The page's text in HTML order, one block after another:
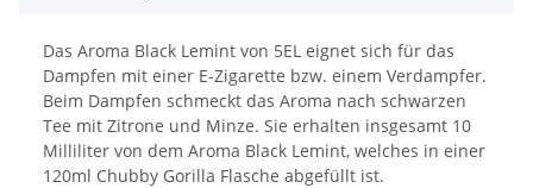
Das Aroma Black Lemint von 5EL eignet sich für das
Dampfen mit einer E-Zigarette bzw. einem Verdampfer.
Beim Dampfen schmeckt das Aroma nach schwarzen
Tee mit Zitrone und Minze. Sie erhalten insgesamt 10
Milliliter von dem Aroma Black Lemint, welches in einer
120ml Chubby Gorilla Flasche abgefüllt ist.